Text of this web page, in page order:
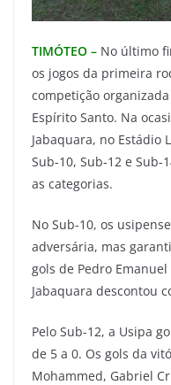
TIMÓTEO – No último
os jogos da primeira
competição
Espírito Santo. Na
Jabaquara, no Estádio
Sub-10, Sub-12 e
as categorias.
No Sub-10, os
adversária, mas
gols de Pedro
Jabaquara descontou
Pelo Sub-12, a Usipa
de 5 a 0. Os gols da
Mohammed, Gabriel